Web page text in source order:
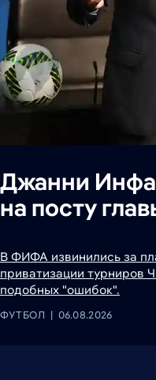
Джанни
на посту
В ФИФА извинились за
приватизации турниров
подобных "ошибок".
ФУТБОЛ 06.08.2026